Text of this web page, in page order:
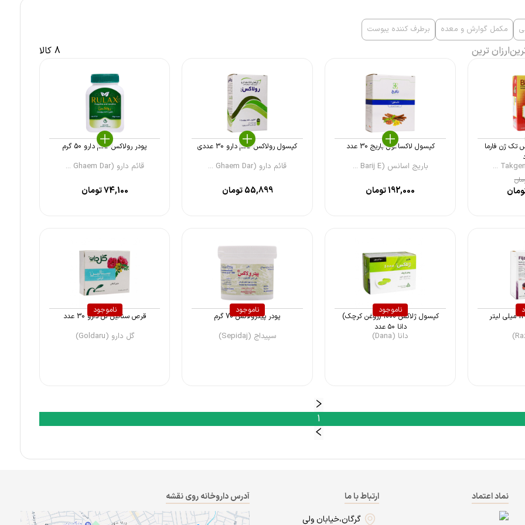
مکمل گوارش و معده برطرف کننده یبوست
ارزان ترین 8 کالا
تک ژن فارما
کپسول لاکسافول باریج 30 عدد
باریج اسانس (Barij E ...
192,000تومان
کپسول رولاکس قائم دارو 30 عددی
قائم دارو (Ghaem Dar ...
55,899تومان
پودر رولاکس قائم دارو 50 گرم
قائم دارو (Ghaem Dar ...
74,100تومان
ناموجود
کپسول ژلاکس ۱۰۰۰ (روغن کرچک)
دانا ۵۰ عدد
دانا (Dana)
ناموجود
پودر پیدرولاکس 70 گرم
سپیداج (Sepidaj)
ناموجود
قرص سنالین گل دارو 30 عدد
گل دارو (Goldaru)
1
نماد اعتماد
ارتباط با ما
گرگان،خیابان ولی
آدرس داروخانه روی نقشه